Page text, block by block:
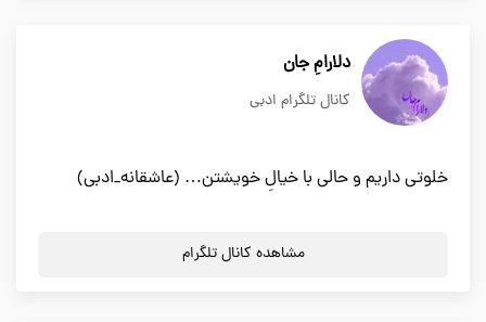
دلارامِ جان
کانال تلگرام ادبی
خلوتی داریم و حالی با خیالِ خویشتن… (عاشقانه_ادبی)
مشاهده کانال تلگرام